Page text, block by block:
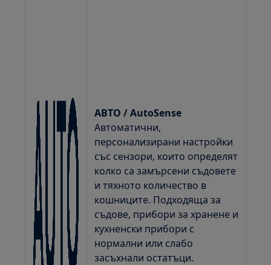
АВТО / AutoSense
Автоматични,
персонализирани настройки
със сензори, които определят
колко са замърсени съдовете
и тяхното количество в
кошниците. Подходяща за
съдове, прибори за хранене и
кухненски прибори с
нормални или слабо
засъхнали остатъци.